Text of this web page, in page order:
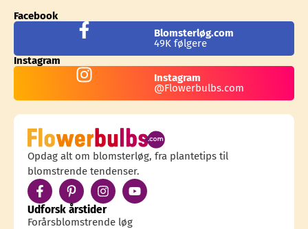
Facebook
Blomsterløg.com
49K følgere
Instagram
Instagram
@Flowerbulbs.com
Opdag alt om blomsterløg, fra plantetips til
blomstrende tendenser.
Udforsk årstider
Forårsblomstrende løg